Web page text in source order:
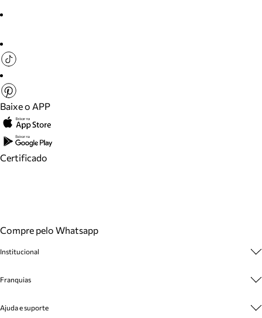
Baixe o APP
Certificado
Compre pelo Whatsapp
Institucional
Cashback
Venda Corporativa
Franquias
Plano de Negócio
Ajuda e suporte